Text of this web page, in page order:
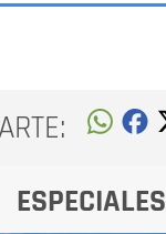
ESPECIALES